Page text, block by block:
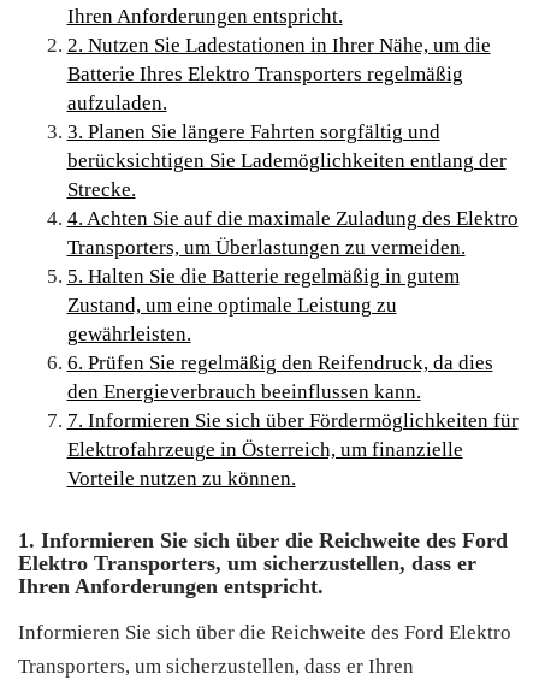
Ihren Anforderungen entspricht.
2. Nutzen Sie Ladestationen in Ihrer Nähe, um die
Batterie Ihres Elektro Transporters regelmäßig
aufzuladen.
3. Planen Sie längere Fahrten sorgfältig und
berücksichtigen Sie Lademöglichkeiten entlang der
Strecke.
4. Achten Sie auf die maximale Zuladung des Elektro
Transporters, um Überlastungen zu vermeiden.
5. Halten Sie die Batterie regelmäßig in gutem
Zustand, um eine optimale Leistung zu
gewährleisten.
6. Prüfen Sie regelmäßig den Reifendruck, da dies
den Energieverbrauch beeinflussen kann.
7. Informieren Sie sich über Fördermöglichkeiten für
Elektrofahrzeuge in Österreich, um finanzielle
Vorteile nutzen zu können.
1. Informieren Sie sich über die Reichweite des Ford
Elektro Transporters, um sicherzustellen, dass er
Ihren Anforderungen entspricht.
Informieren Sie sich über die Reichweite des Ford Elektro
Transporters, um sicherzustellen, dass er Ihren